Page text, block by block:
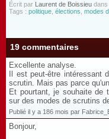
Écrit par Laurent de Boissieu dans
Tags : politique élections modes
19 commentaires
Excellente analyse.
Il est peut-être
scrutin. Mais pas parce
Et pourtant, je souhaite de
sur des modes de scrutins
Publié il y a 186 mois par
Bonjour,